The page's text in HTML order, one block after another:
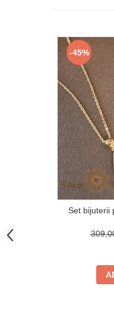
-45%
Set bijuterii